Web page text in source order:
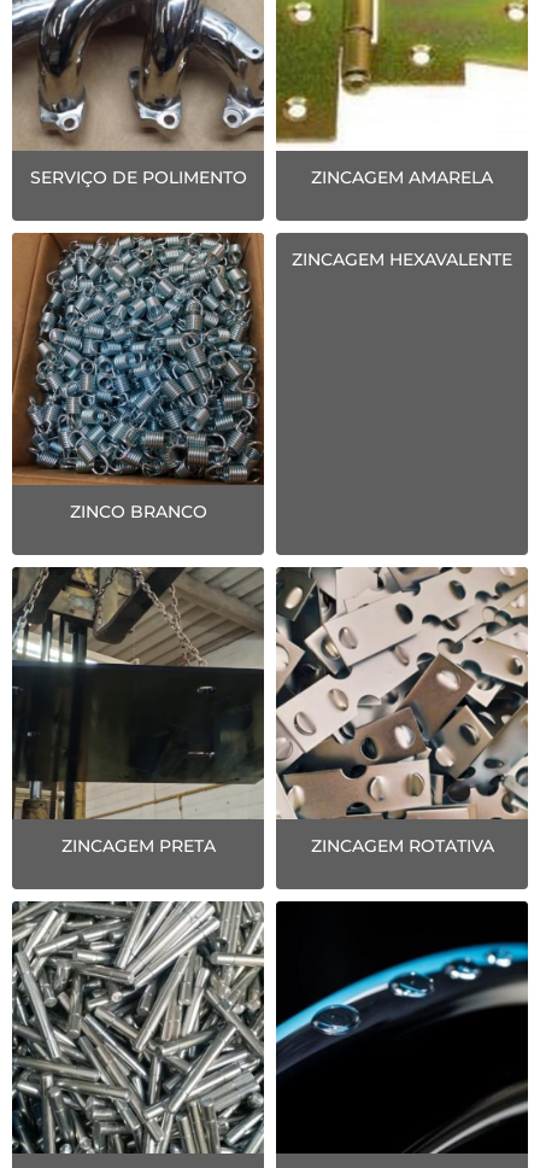
SERVIÇO DE POLIMENTO ZINCAGEM AMARELA
ZINCO BRANCO
ZINCAGEM HEXAVALENTE
ZINCAGEM PRETA ZINCAGEM ROTATIVA